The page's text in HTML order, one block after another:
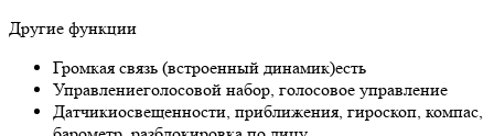
Другие функции
Громкая связь (встроенный динамик)есть
Управлениеголосовой набор, голосовое управление
Датчикиосвещенности, приближения, гироскоп, компас,